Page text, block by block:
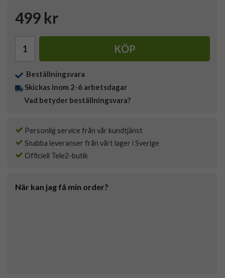
499 kr
KÖP
Beställningsvara
Skickas inom 2-6 arbetsdagar
Vad betyder beställningsvara?
Personlig service från vår kundtjänst
Snabba leveranser från vårt lager i Sverige
Officiell Tele2-butik
När kan jag få min order?